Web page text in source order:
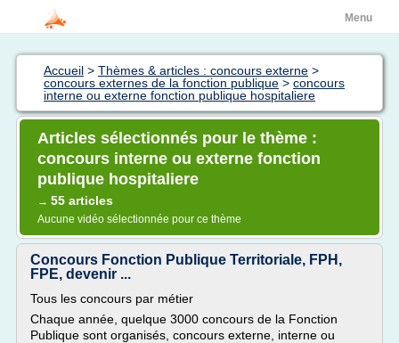
Menu
Accueil > Thèmes & articles : concours externe >
concours externes de la fonction publique > concours
interne ou externe fonction publique hospitaliere
Articles sélectionnés pour le thème :
concours interne ou externe fonction
publique hospitaliere
→ 55 articles
Aucune vidéo sélectionnée pour ce thème
Concours Fonction Publique Territoriale, FPH,
FPE, devenir ...
Tous les concours par métier
Chaque année, quelque 3000 concours de la Fonction
Publique sont organisés, concours externe, interne ou